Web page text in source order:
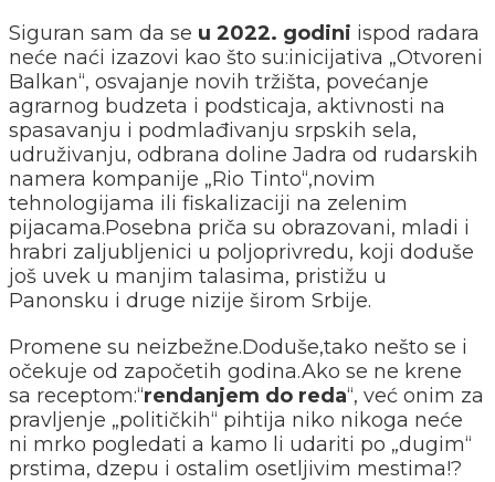
Siguran sam da se u 2022. godini ispod radara
neće naći izazovi kao što su:inicijativa „Otvoreni
Balkan“, osvajanje novih tržišta, povećanje
agrarnog budzeta i podsticaja, aktivnosti na
spasavanju i podmlađivanju srpskih sela,
udruživanju, odbrana doline Jadra od rudarskih
namera kompanije „Rio Tinto“,novim
tehnologijama ili fiskalizaciji na zelenim
pijacama.Posebna priča su obrazovani, mladi i
hrabri zaljubljenici u poljoprivredu, koji doduše
još uvek u manjim talasima, pristižu u
Panonsku i druge nizije širom Srbije.
Promene su neizbežne.Doduše,tako nešto se i
očekuje od započetih godina.Ako se ne krene
sa receptom:“rendanjem do reda“, već onim za
pravljenje „političkih“ pihtija niko nikoga neće
ni mrko pogledati a kamo li udariti po „dugim“
prstima, dzepu i ostalim osetljivim mestima!?